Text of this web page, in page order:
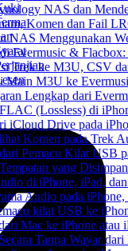
NAS dan
Komen dan Fail
NAS Menggunakan
Evermusic &
Trek ke M3U, CSV
Main M3U ke
Lengkap dari
(Lossless) di
iCloud Drive pada
Komen pada Trek
Pemacu Kilat USB
yang
di iPhone, iPad,
Audio pada
kilat USB ke
Mac ke iPhone atau
Tanpa Wayar